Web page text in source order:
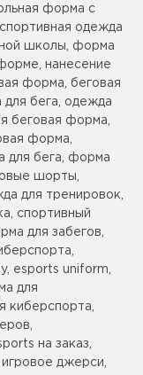
форма с
одежда
школы, форма
нанесение
форма, беговая
бега, одежда
беговая форма,
форма,
для бега, форма
шорты,
для тренировок,
спортивный
для забегов,
esports uniform,
для
киберспорта,
на заказ,
джерси,